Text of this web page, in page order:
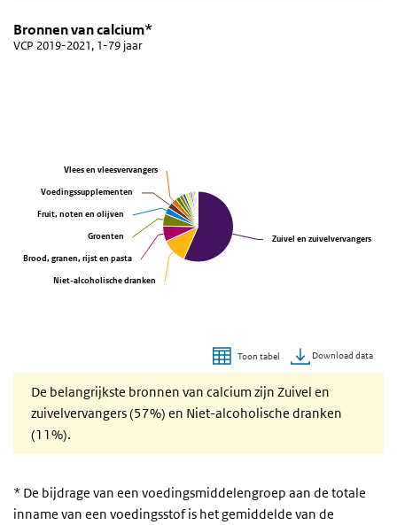
Bronnen van calcium
Sla de grafiek 'Bronnen van calcium*' over en ga naar de
Bronnen van calcium*
Taart grafiek met 19 taartpunten.
Bronnen van calcium*
VCP 2019-2021, 1-79 jaar
Zuivel en zuivelvervangers
Zuivel en zuivelvervangers
Niet-alcoholische dranken
Niet-alcoholische dranken
Brood, granen, rijst en pasta
Brood, granen, rijst en pasta
Groenten
Groenten
Fruit, noten en olijven
Fruit, noten en olijven
Voedingssupplementen
Voedingssupplementen
Vlees en vleesvervangers
Vlees en vleesvervangers
Toon tabel Download data
De belangrijkste bronnen van calcium zijn Zuivel en
zuivelvervangers (57%) en Niet-alcoholische dranken
(11%).
* De bijdrage van een voedingsmiddelengroep aan de totale
inname van een voedingsstof is het gemiddelde van de